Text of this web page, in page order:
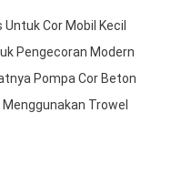
Cor Mobil Kecil
Pengecoran Modern
Pompa Cor Beton
Menggunakan Trowel